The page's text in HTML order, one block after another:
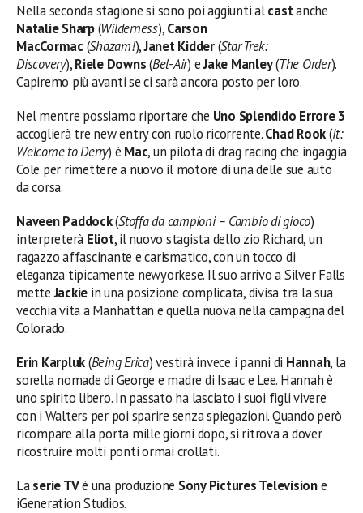
Nella seconda stagione si sono poi aggiunti alcastanche
Natalie Sharp(Wilderness),Carson
MacCormac (Shazam!),Janet Kidder(Star Trek:
Discovery),Riele Downs(Bel-Air) eJake Manley(The Order).
Capiremo più avanti se ci sarà ancora posto per loro.
Nel mentre possiamo riportare che Uno Splendido Errore 3
accoglierà tre new entry con ruolo ricorrente.Chad Rook(It:
Welcome to Derry) è Mac, un pilota di drag racing che ingaggia
Cole per rimettere a nuovo il motore di una delle sue auto
da corsa.
Naveen Paddock(Stoffa da campioni – Cambio di gioco)
interpreterà Eliot, il nuovo stagista dello zio Richard, un
ragazzo affascinante e carismatico, con un tocco di
eleganza tipicamente newyorkese. Il suo arrivo a Silver Falls
metteJackie in una posizione complicata, divisa tra la sua
vecchia vita a Manhattan e quella nuova nella campagna del
Colorado.
Erin Karpluk(Being Erica) vestirà invece i panni di Hannah, la
sorella nomade di George e madre di Isaac e Lee. Hannah è
uno spirito libero. In passato ha lasciato i suoi figli vivere
con i Walters per poi sparire senza spiegazioni. Quando però
ricompare alla porta mille giorni dopo, si ritrova a dover
ricostruire molti ponti ormai crollati.
Laserie TVè una produzione Sony Pictures Televisione
iGeneration Studios.